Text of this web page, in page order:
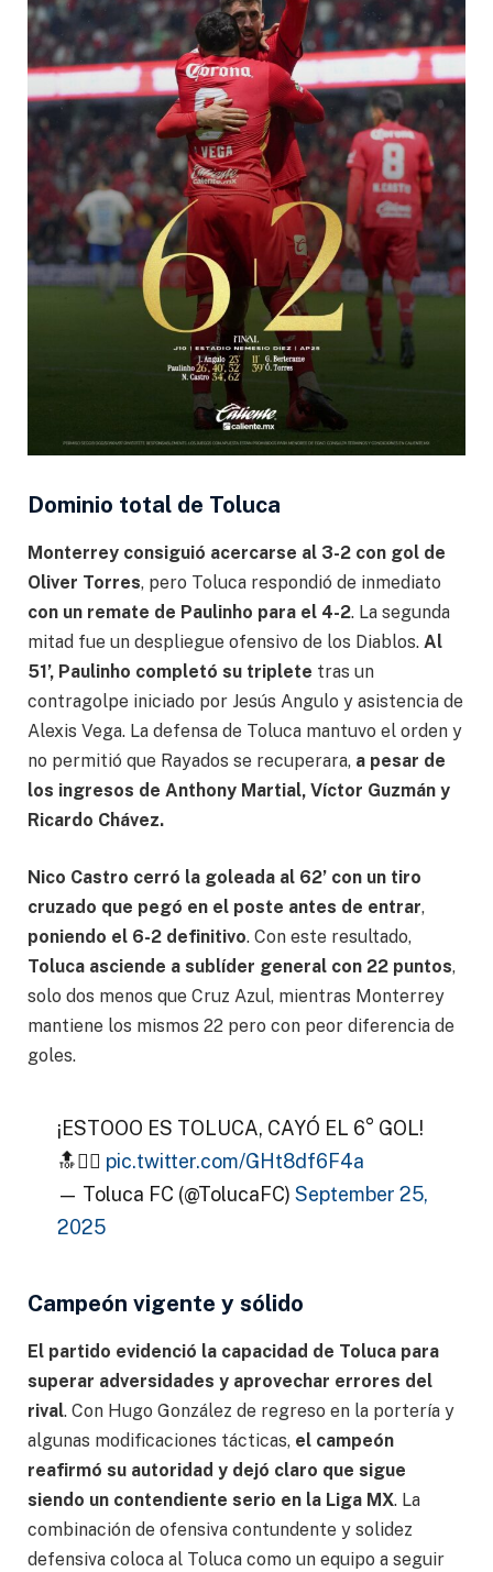
Dominio total de Toluca
Monterrey consiguió acercarse al 3-2 con gol de
Oliver Torres, pero Toluca respondió de inmediato
con un remate de Paulinho para el 4-2. La segunda
mitad fue un despliegue ofensivo de los Diablos. Al
51’, Paulinho completó su triplete tras un
contragolpe iniciado por Jesús Angulo y asistencia de
Alexis Vega. La defensa de Toluca mantuvo el orden y
no permitió que Rayados se recuperara, a pesar de
los ingresos de Anthony Martial, Víctor Guzmán y
Ricardo Chávez.
Nico Castro cerró la goleada al 62’ con un tiro
cruzado que pegó en el poste antes de entrar,
poniendo el 6-2 definitivo. Con este resultado,
Toluca asciende a sublíder general con 22 puntos,
solo dos menos que Cruz Azul, mientras Monterrey
mantiene los mismos 22 pero con peor diferencia de
goles.
¡ESTOOO ES TOLUCA, CAYÓ EL 6° GOL!
🔝❤️‍🔥 pic.twitter.com/GHt8df6F4a
— Toluca FC (@TolucaFC) September 25,
2025
Campeón vigente y sólido
El partido evidenció la capacidad de Toluca para
superar adversidades y aprovechar errores del
rival. Con Hugo González de regreso en la portería y
algunas modificaciones tácticas, el campeón
reafirmó su autoridad y dejó claro que sigue
siendo un contendiente serio en la Liga MX. La
combinación de ofensiva contundente y solidez
defensiva coloca al Toluca como un equipo a seguir